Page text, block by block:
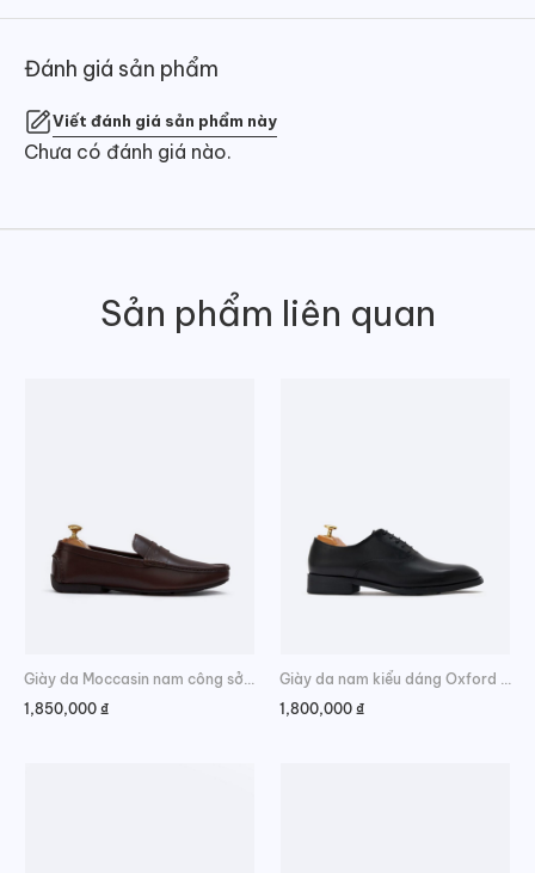
Đánh giá sản phẩm
Viết đánh giá sản phẩm này
Chưa có đánh giá nào.
Sản phẩm liên quan
1,850,000 ₫
1,800,000 ₫